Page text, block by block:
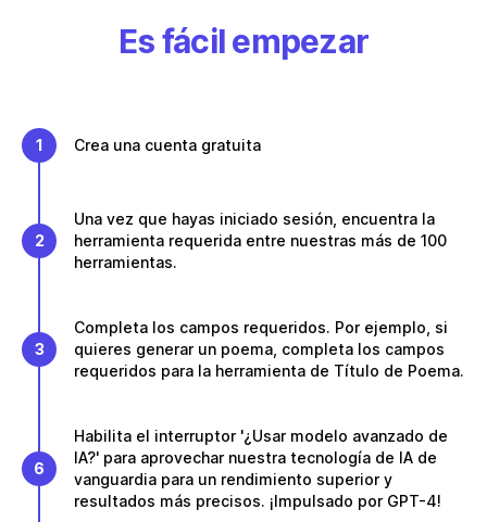
Es fácil empezar
1 Crea una cuenta gratuita
2
Una vez que hayas iniciado sesión, encuentra la
herramienta requerida entre nuestras más de 100
herramientas.
3
Completa los campos requeridos. Por ejemplo, si
quieres generar un poema, completa los campos
requeridos para la herramienta de Título de Poema.
6
Habilita el interruptor '¿Usar modelo avanzado de
IA?' para aprovechar nuestra tecnología de IA de
vanguardia para un rendimiento superior y
resultados más precisos. ¡Impulsado por GPT-4!